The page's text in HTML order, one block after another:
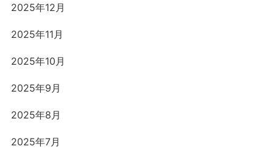
2025年12月
2025年11月
2025年10月
2025年9月
2025年8月
2025年7月